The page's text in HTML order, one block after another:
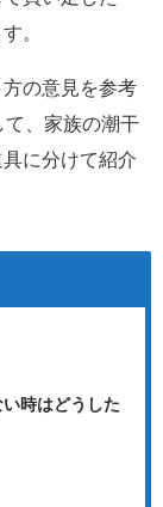
。
の意見を参考
て、家族の潮干
に分けて紹介
時はどうした